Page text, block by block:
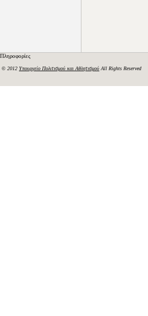
Πληροφορίες
© 2012 Υπουργείο Πολιτισμού και Αθλητισμού All Rights Reserved